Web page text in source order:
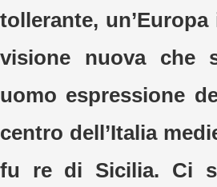
tollerante,
visione nuova che
uomo espressione
centro dell’Italia
fu re di Sicilia. Ci